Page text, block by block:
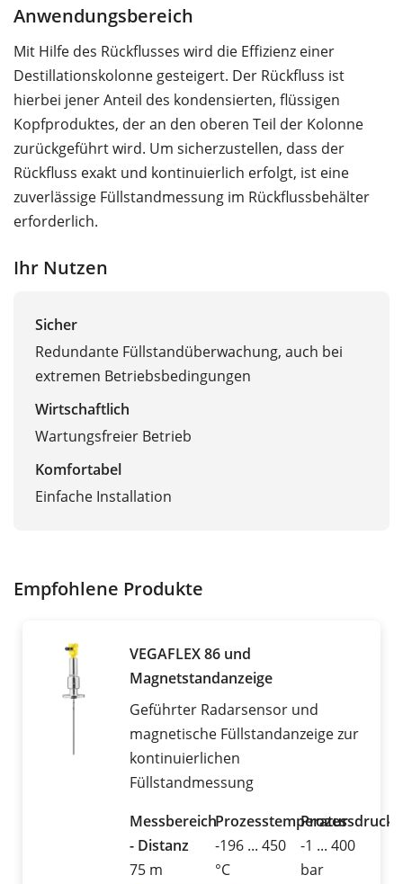
Anwendungsbereich
Mit Hilfe des Rückflusses wird die Effizienz einer
Destillationskolonne gesteigert. Der Rückfluss ist
hierbei jener Anteil des kondensierten, flüssigen
Kopfproduktes, der an den oberen Teil der Kolonne
zurückgeführt wird. Um sicherzustellen, dass der
Rückfluss exakt und kontinuierlich erfolgt, ist eine
zuverlässige Füllstandmessung im Rückflussbehälter
erforderlich.
Ihr Nutzen
Sicher
Redundante Füllstandüberwachung, auch bei
extremen Betriebsbedingungen
Wirtschaftlich
Wartungsfreier Betrieb
Komfortabel
Einfache Installation
Empfohlene Produkte
VEGAFLEX 86 und
Magnetstandanzeige
Geführter Radarsensor und
magnetische Füllstandanzeige zur
kontinuierlichen
Füllstandmessung
Messbereich
- Distanz
75 m
Prozesstemperatur
-196 ... 450
°C
Prozessdruck
-1 ... 400
bar